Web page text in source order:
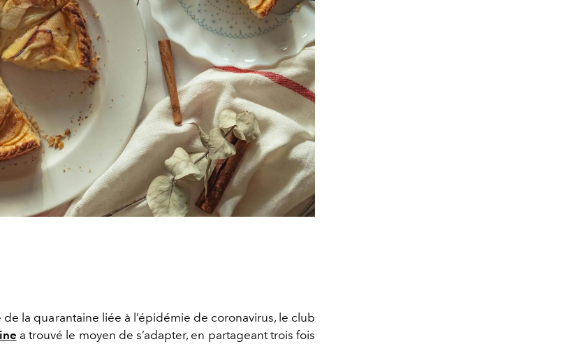
la quarantaine liée à l’épidémie de coronavirus, le club
a trouvé le moyen de s’adapter, en partageant trois fois